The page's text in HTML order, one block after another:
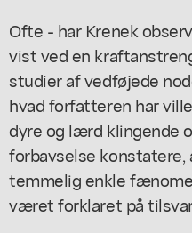
Ofte - har Krenek
vist ved en
studier af vedføjede
hvad forfatteren har
dyre og lærd klingende
forbavselse
temmelig enkle
været forklaret på